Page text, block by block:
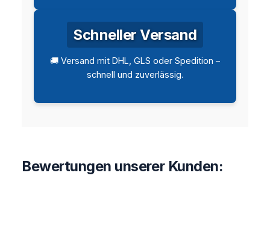
Schneller Versand
🚚 Versand mit DHL, GLS oder Spedition –
schnell und zuverlässig.
Bewertungen unserer Kunden: